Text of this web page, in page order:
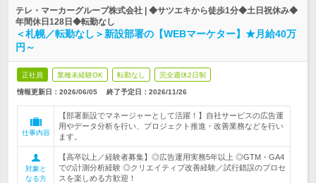
テレ・マーカーグループ株式会社 | ◆サツエキから徒歩1分◆土日祝休み◆
年間休日128日◆転勤なし
＜札幌／転勤なし＞新設部署の【WEBマーケター】★月給40万
円～
正社員 業種未経験OK 転勤なし 完全週休2日制
情報更新日：2026/06/05 終了予定日： 2026/11/26
仕事内容
【部署新設でマネージャーとして活躍！】自社サービスの広告運
用やデータ分析を行い、プロジェクト推進・改善業務などを行い
ます。
対象と
なる方
【高卒以上／経験者募集】◎広告運用実務5年以上 ◎GTM・GA4
での計測分析経験 ◎クリエイティブ改善経験／試行錯誤のプロセ
スを楽しめる方歓迎！